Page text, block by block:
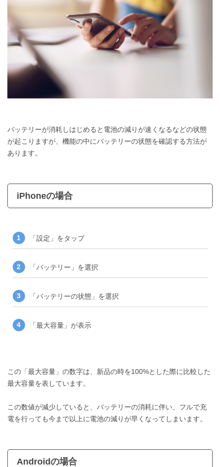
バッテリーが消耗しはじめると電池の減りが速くなるなどの状態
が起こりますが、機能の中にバッテリーの状態を確認する方法が
あります。
iPhoneの場合
「設定」をタップ
「バッテリー」を選択
「バッテリーの状態」を選択
「最大容量」が表示
この「最大容量」の数字は、新品の時を100%とした際に比較した
最大容量を表しています。
この数値が減少していると、バッテリーの消耗に伴い、フルで充
電を行っても今まで以上に電池の減りが早くなってしまいます。
Androidの場合